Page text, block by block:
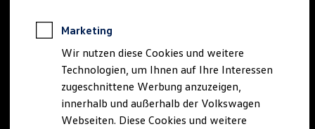
Rekuperation
Laden unterwegs
Laden Zuhause
Ladestationen finden
Ladezeitensimulator
Batterie
Sicherheit
Marketing
Wir nutzen diese Cookies und weitere
Technologien, um Ihnen auf Ihre Interessen
zugeschnittene Werbung anzuzeigen,
innerhalb und außerhalb der Volkswagen
Webseiten. Diese Cookies und weitere